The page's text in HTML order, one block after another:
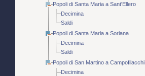
Popoli di Santa Maria a Sant'Ellero
Decimina
Saldi
Popoli di Santa Maria a Soriana
Decimina
Saldi
Popoli di San Martino a Campofilacchi
Decimina